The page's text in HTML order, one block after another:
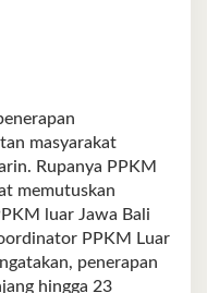
masyarakat
Rupanya PPKM
memutuskan
luar Jawa Bali
PPKM Luar
penerapan
hingga 23